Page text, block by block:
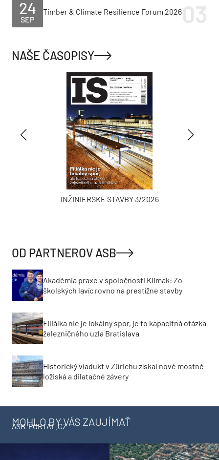
SEP
24 Timber & Climate Resilience Forum 2026
NAŠE ČASOPISY
INŽINIERSKE STAVBY 3/2026
OD PARTNEROV ASB
Akadémia praxe v spoločnosti Klimak: Zo
školských lavíc rovno na prestížne stavby
Filiálka nie je lokálny spor, je to kapacitná otázka
železničného uzla Bratislava
Historický viadukt v Zürichu získal nové mostné
ložiská a dilatačné závery
MOHLO BY VÁS ZAUJÍMAŤ
ASB-PORTAL.CZ